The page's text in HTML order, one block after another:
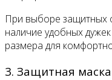
При выборе защитных
наличие удобных
размера для
3. Защитная маска